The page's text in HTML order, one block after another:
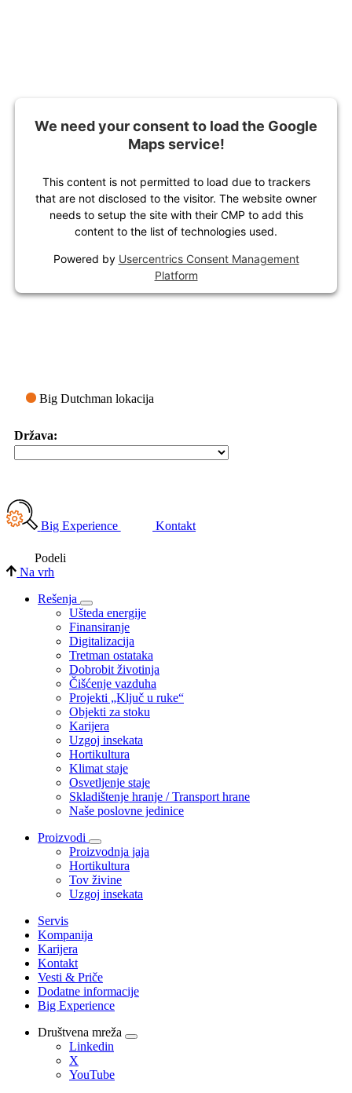
We need your consent to load the Google
Maps service!
This content is not permitted to load due to trackers
that are not disclosed to the visitor. The website owner
needs to setup the site with their CMP to add this
content to the list of technologies used.
Powered by Usercentrics Consent Management
Platform
Big Dutchman lokacija
Država:
Big Experience Kontakt
Podeli
Na vrh
Rešenja
Ušteda energije
Finansiranje
Digitalizacija
Tretman ostataka
Dobrobit životinja
Čišćenje vazduha
Projekti „Ključ u ruke“
Objekti za stoku
Karijera
Uzgoj insekata
Hortikultura
Klimat staje
Osvetljenje staje
Skladištenje hranje / Transport hrane
Naše poslovne jedinice
Proizvodi
Proizvodnja jaja
Hortikultura
Tov živine
Uzgoj insekata
Servis
Kompanija
Karijera
Kontakt
Vesti & Priče
Dodatne informacije
Big Experience
Društvena mreža
Linkedin
X
YouTube